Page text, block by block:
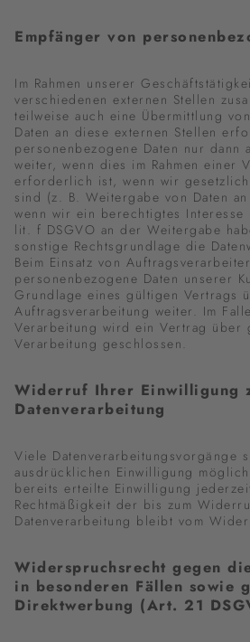
Empfänger von
Im Rahmen unserer
verschiedenen externen Stellen
teilweise auch eine Übermittlung
Daten an diese externen Stellen
personenbezogene Daten nur dann
weiter, wenn dies im Rahmen einer
erforderlich ist, wenn wir
sind (z. B. Weitergabe von Daten
wenn wir ein berechtigtes
lit. f DSGVO an der Weitergabe
sonstige Rechtsgrundlage die
Beim Einsatz von
personenbezogene Daten unserer
Grundlage eines gültigen Vertrags
Auftragsverarbeitung weiter. Im
Verarbeitung wird ein Vertrag über
Verarbeitung geschlossen.
Widerruf Ihrer Einwilligung
Datenverarbeitung
Viele Datenverarbeitungsvorgänge
ausdrücklichen Einwilligung
bereits erteilte Einwilligung
Rechtmäßigkeit der bis zum
Datenverarbeitung bleibt vom
Widerspruchsrecht gegen
in besonderen Fällen sowie
Direktwerbung (Art. 21